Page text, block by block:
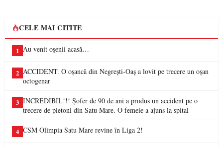
CELE MAI CITITE
1 Au venit oșenii acasă…
2 ACCIDENT. O oșancă din Negrești-Oaș a lovit pe trecere un oșan
octogenar
3 INCREDIBIL!!! Șofer de 90 de ani a produs un accident pe o
trecere de pietoni din Satu Mare. O femeie a ajuns la spital
4 CSM Olimpia Satu Mare revine în Liga 2!